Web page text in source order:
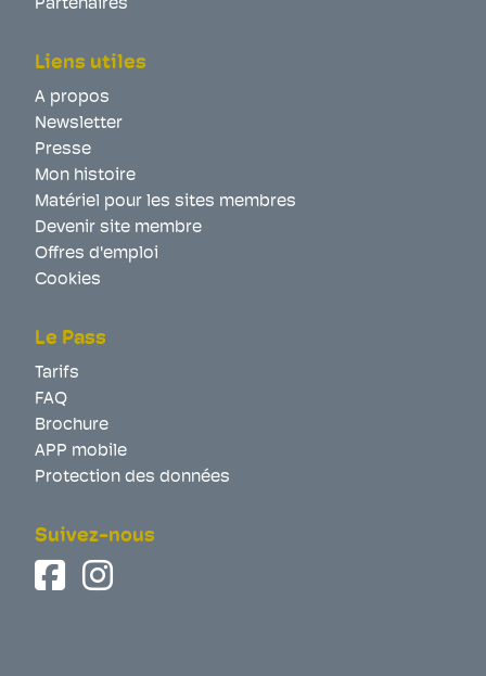
Partenaires
Liens utiles
A propos
Newsletter
Presse
Mon histoire
Matériel pour les sites membres
Devenir site membre
Offres d'emploi
Cookies
Le Pass
Tarifs
FAQ
Brochure
APP mobile
Protection des données
Suivez-nous